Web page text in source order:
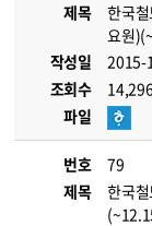
제목
한국
요원
작성일
2015-
조회수
파일
번호
79
제목
한국